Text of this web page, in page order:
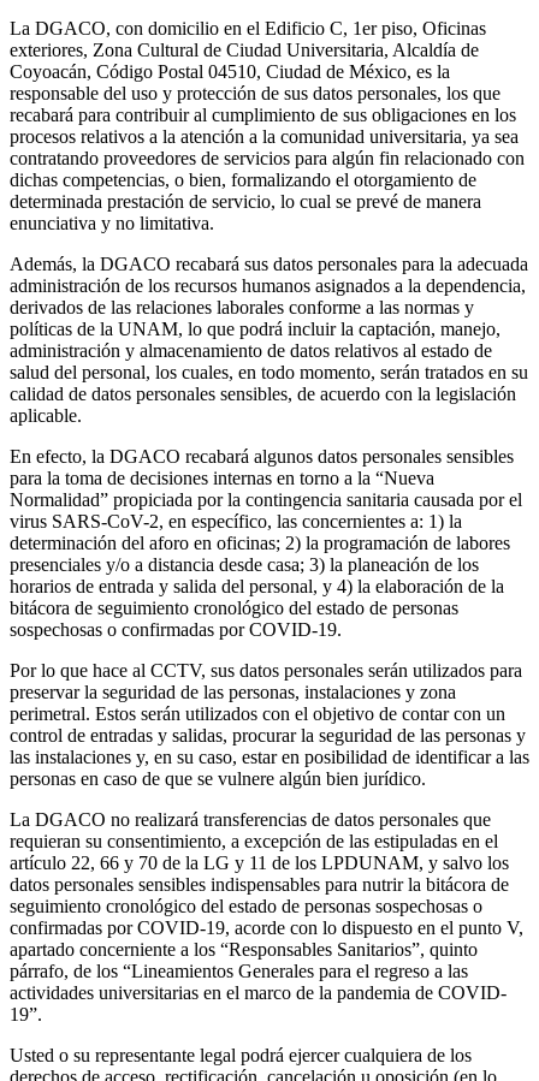
La DGACO, con domicilio en el Edificio C, 1er piso, Oficinas
exteriores, Zona Cultural de Ciudad Universitaria, Alcaldía de
Coyoacán, Código Postal 04510, Ciudad de México, es la
responsable del uso y protección de sus datos personales, los que
recabará para contribuir al cumplimiento de sus obligaciones en los
procesos relativos a la atención a la comunidad universitaria, ya sea
contratando proveedores de servicios para algún fin relacionado con
dichas competencias, o bien, formalizando el otorgamiento de
determinada prestación de servicio, lo cual se prevé de manera
enunciativa y no limitativa.
Además, la DGACO recabará sus datos personales para la adecuada
administración de los recursos humanos asignados a la dependencia,
derivados de las relaciones laborales conforme a las normas y
políticas de la UNAM, lo que podrá incluir la captación, manejo,
administración y almacenamiento de datos relativos al estado de
salud del personal, los cuales, en todo momento, serán tratados en su
calidad de datos personales sensibles, de acuerdo con la legislación
aplicable.
En efecto, la DGACO recabará algunos datos personales sensibles
para la toma de decisiones internas en torno a la “Nueva
Normalidad” propiciada por la contingencia sanitaria causada por el
virus SARS-CoV-2, en específico, las concernientes a: 1) la
determinación del aforo en oficinas; 2) la programación de labores
presenciales y/o a distancia desde casa; 3) la planeación de los
horarios de entrada y salida del personal, y 4) la elaboración de la
bitácora de seguimiento cronológico del estado de personas
sospechosas o confirmadas por COVID-19.
Por lo que hace al CCTV, sus datos personales serán utilizados para
preservar la seguridad de las personas, instalaciones y zona
perimetral. Estos serán utilizados con el objetivo de contar con un
control de entradas y salidas, procurar la seguridad de las personas y
las instalaciones y, en su caso, estar en posibilidad de identificar a las
personas en caso de que se vulnere algún bien jurídico.
La DGACO no realizará transferencias de datos personales que
requieran su consentimiento, a excepción de las estipuladas en el
artículo 22, 66 y 70 de la LG y 11 de los LPDUNAM, y salvo los
datos personales sensibles indispensables para nutrir la bitácora de
seguimiento cronológico del estado de personas sospechosas o
confirmadas por COVID-19, acorde con lo dispuesto en el punto V,
apartado concerniente a los “Responsables Sanitarios”, quinto
párrafo, de los “Lineamientos Generales para el regreso a las
actividades universitarias en el marco de la pandemia de COVID-
19”.
Usted o su representante legal podrá ejercer cualquiera de los